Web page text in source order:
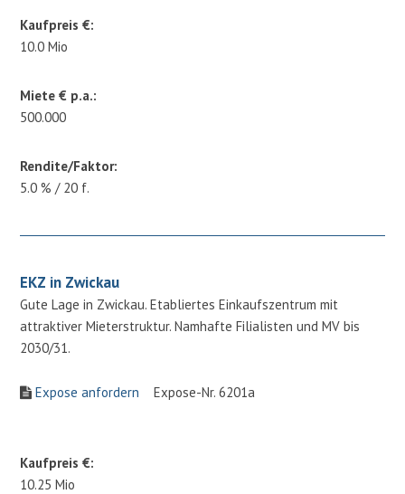
Kaufpreis €:
10.0 Mio
Miete € p.a.:
500.000
Rendite/Faktor:
5.0 % / 20 f.
EKZ in Zwickau
Gute Lage in Zwickau. Etabliertes Einkaufszentrum mit
attraktiver Mieterstruktur. Namhafte Filialisten und MV bis
2030/31.
Expose anfordern Expose-Nr. 6201a
Kaufpreis €:
10.25 Mio